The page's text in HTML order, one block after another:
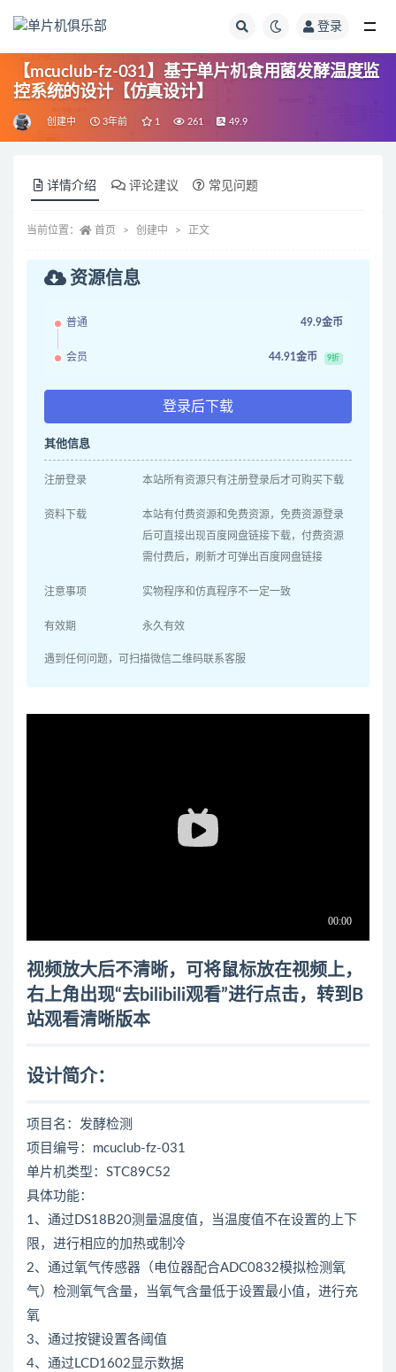
登录
【mcuclub-fz-031】基于单片机食用菌发酵温度监
控系统的设计【仿真设计】
创建中 3年前 1 261 49.9
详情介绍 评论建议 常见问题
当前位置： 首页 创建中 正文
资源信息
普通 49.9金币
会员 44.91金币 9折
登录后下载
其他信息
注册登录 本站所有资源只有注册登录后才可购买下载
资料下载
本站有付费资源和免费资源，免费资源登录
后可直接出现百度网盘链接下载，付费资源
需付费后，刷新才可弹出百度网盘链接
注意事项 实物程序和仿真程序不一定一致
有效期 永久有效
遇到任何问题，可扫描微信二维码联系客服
视频放大后不清晰，可将鼠标放在视频上，
右上角出现“去bilibili观看”进行点击，转到B
站观看清晰版本
设计简介：
项目名：发酵检测
项目编号：mcuclub-fz-031
单片机类型：STC89C52
具体功能：
1、通过DS18B20测量温度值，当温度值不在设置的上下
限，进行相应的加热或制冷
2、通过氧气传感器（电位器配合ADC0832模拟检测氧
气）检测氧气含量，当氧气含量低于设置最小值，进行充
氧
3、通过按键设置各阈值
4、通过LCD1602显示数据